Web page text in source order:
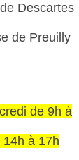
Descartes
de Preuilly
de 9h à
à 17h